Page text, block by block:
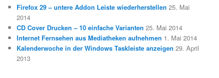
Firefox 29 – untere Addon Leiste wiederherstellen 25. Mai
2014
CD Cover Drucken – 10 einfache Varianten 25. Mai 2014
Internet Fernsehen aus Mediatheken aufnehmen 1. Mai 2014
Kalenderwoche in der Windows Taskleiste anzeigen 29. April
2013